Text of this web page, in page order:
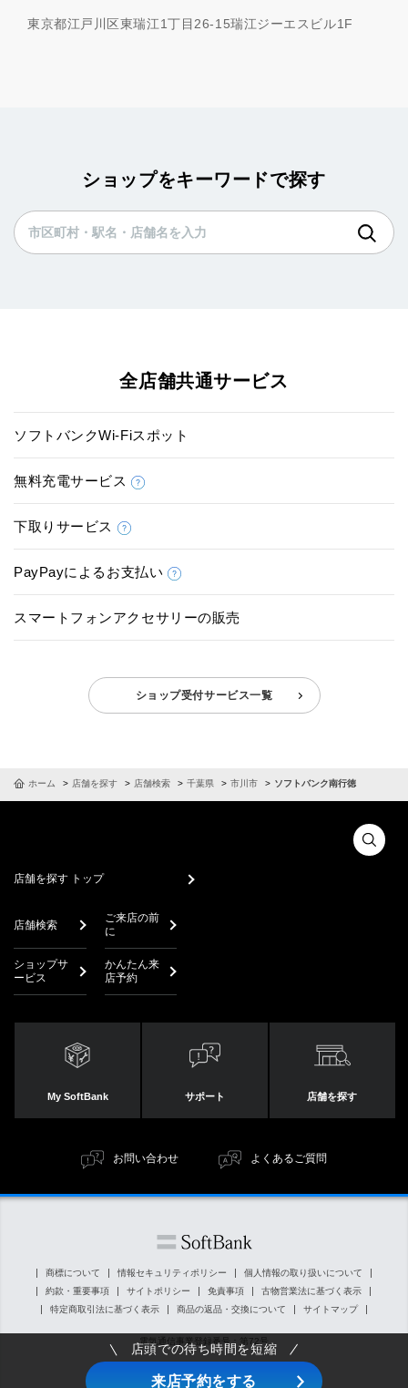
店頭での待ち時間を短縮
来店予約をする
東京都江戸川区東瑞江1丁目26-15瑞江ジーエスビル1F
ショップをキーワードで探す
全店舗共通サービス
ソフトバンクWi-Fiスポット
無料充電サービス
下取りサービス
PayPayによるお支払い
スマートフォンアクセサリーの販売
ショップ受付サービス一覧
ホーム 店舗を探す 店舗検索 千葉県 市川市 ソフトバンク南行徳
店舗を探す トップ
店舗検索
ご来店の前
に
ショップサ
ービス
かんたん来
店予約
My SoftBank サポート 店舗を探す
お問い合わせ よくあるご質問
商標について 情報セキュリティポリシー
個人情報の取り扱いについて
約款・重要事項
サイトポリシー 免責事項
古物営業法に基づく表示
特定商取引法に基づく表示
商品の返品・交換について サイトマップ
電気通信事業登録番号：第72号
© SoftBank Corp. All Rights Reserved.